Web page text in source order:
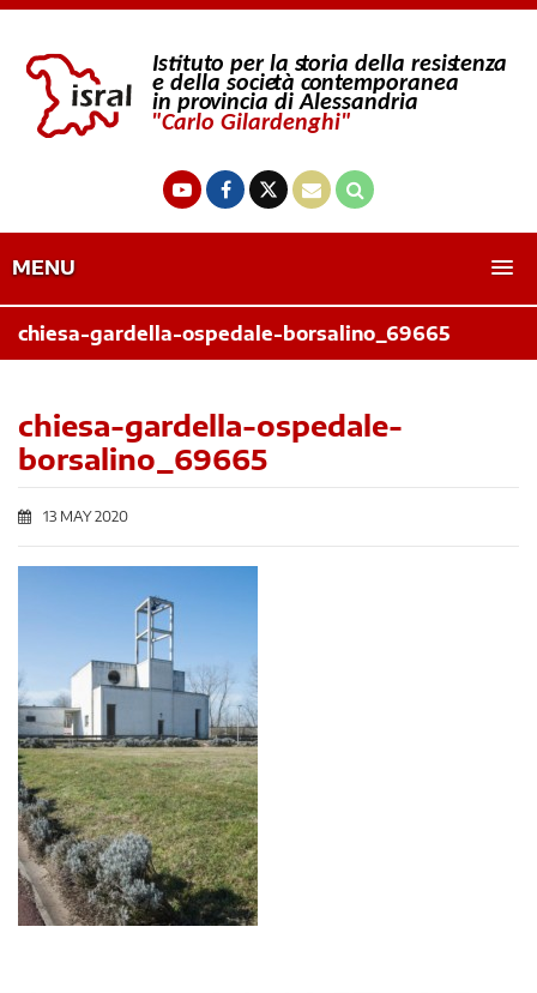
MENU
chiesa-gardella-ospedale-borsalino_69665
chiesa-gardella-ospedale-
borsalino_69665
13 MAY 2020